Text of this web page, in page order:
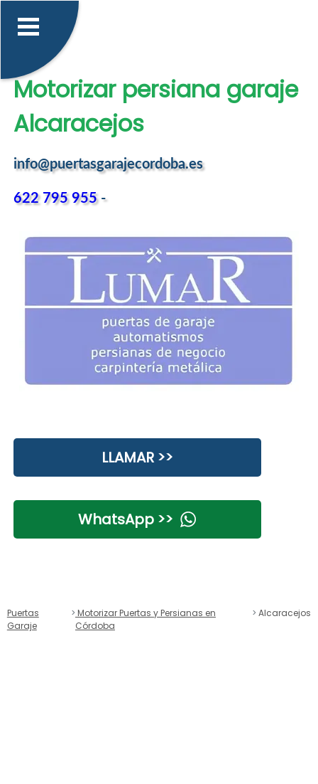
Motorizar persiana garaje
Alcaracejos
info@puertasgarajecordoba.es
622 795 955-
LLAMAR >>
WhatsApp >>
Puertas
Garaje
Motorizar Puertas y Persianas en
Córdoba
Alcaracejos